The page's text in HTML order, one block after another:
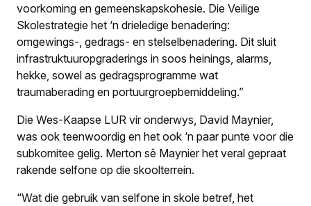
voorkoming en gemeenskapskohesie. Die Veilige
Skolestrategie het ‘n drieledige benadering:
omgewings-, gedrags- en stelselbenadering. Dit sluit
infrastruktuuropgraderings in soos heinings, alarms,
hekke, sowel as gedragsprogramme wat
traumaberading en portuurgroepbemiddeling.”
Die Wes-Kaapse LUR vir onderwys, David Maynier,
was ook teenwoordig en het ook ‘n paar punte voor die
subkomitee gelig. Merton sê Maynier het veral gepraat
rakende selfone op die skoolterrein.
“Wat die gebruik van selfone in skole betref, het